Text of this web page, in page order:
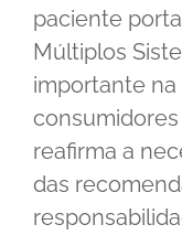
paciente
Múltiplos
importante
reafirma a
das